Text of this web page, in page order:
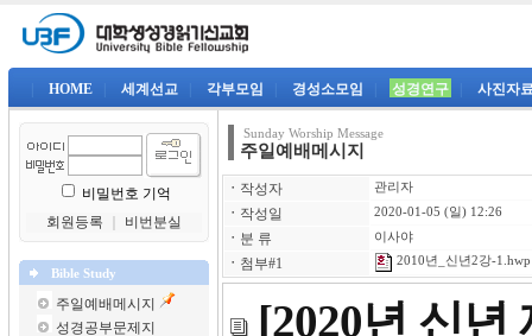
HOME 세계선교 각부모임 경성소모임 성경연구 사진자
비밀번호 기억
회원등록
비번분실
Bible Study
주일예배메시지
성경공부문제지
Sunday Worship Message
주일예배메시지
ㆍ 작성자 관리자
ㆍ 작성일 2020-01-05 (일) 12:26
ㆍ 분 류 이사야
ㆍ 첨부#1 2010년_신년2강-1.hwp
[2020년 신년